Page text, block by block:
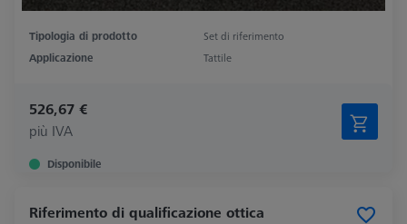
Tipologia di prodotto
Set di riferimento
Applicazione
Tattile
526,67 €
più IVA
Disponibile
Riferimento di qualificazione ottica